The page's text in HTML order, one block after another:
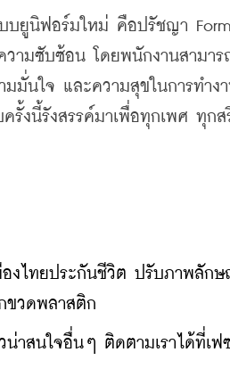
นิฟอร์มใหม่ คือปรัชญา Form
วามซับซ้อน โดยพนักงานสามา
มมั่นใจ และความสุขในการทำ
รั้งนี้รังสรรค์มาเพื่อทุกเพศ ทุก
องไทยประกันชีวิต ปรับภาพลัก
ขวดพลาสติก
น่าสนใจอื่นๆ ติดตามเราได้ที่เ